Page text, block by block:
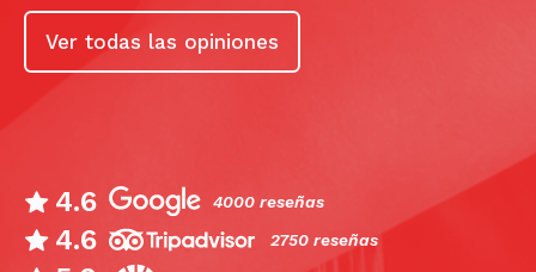
Ver todas las opiniones
4.6 4000 reseñas
4.6 2750 reseñas